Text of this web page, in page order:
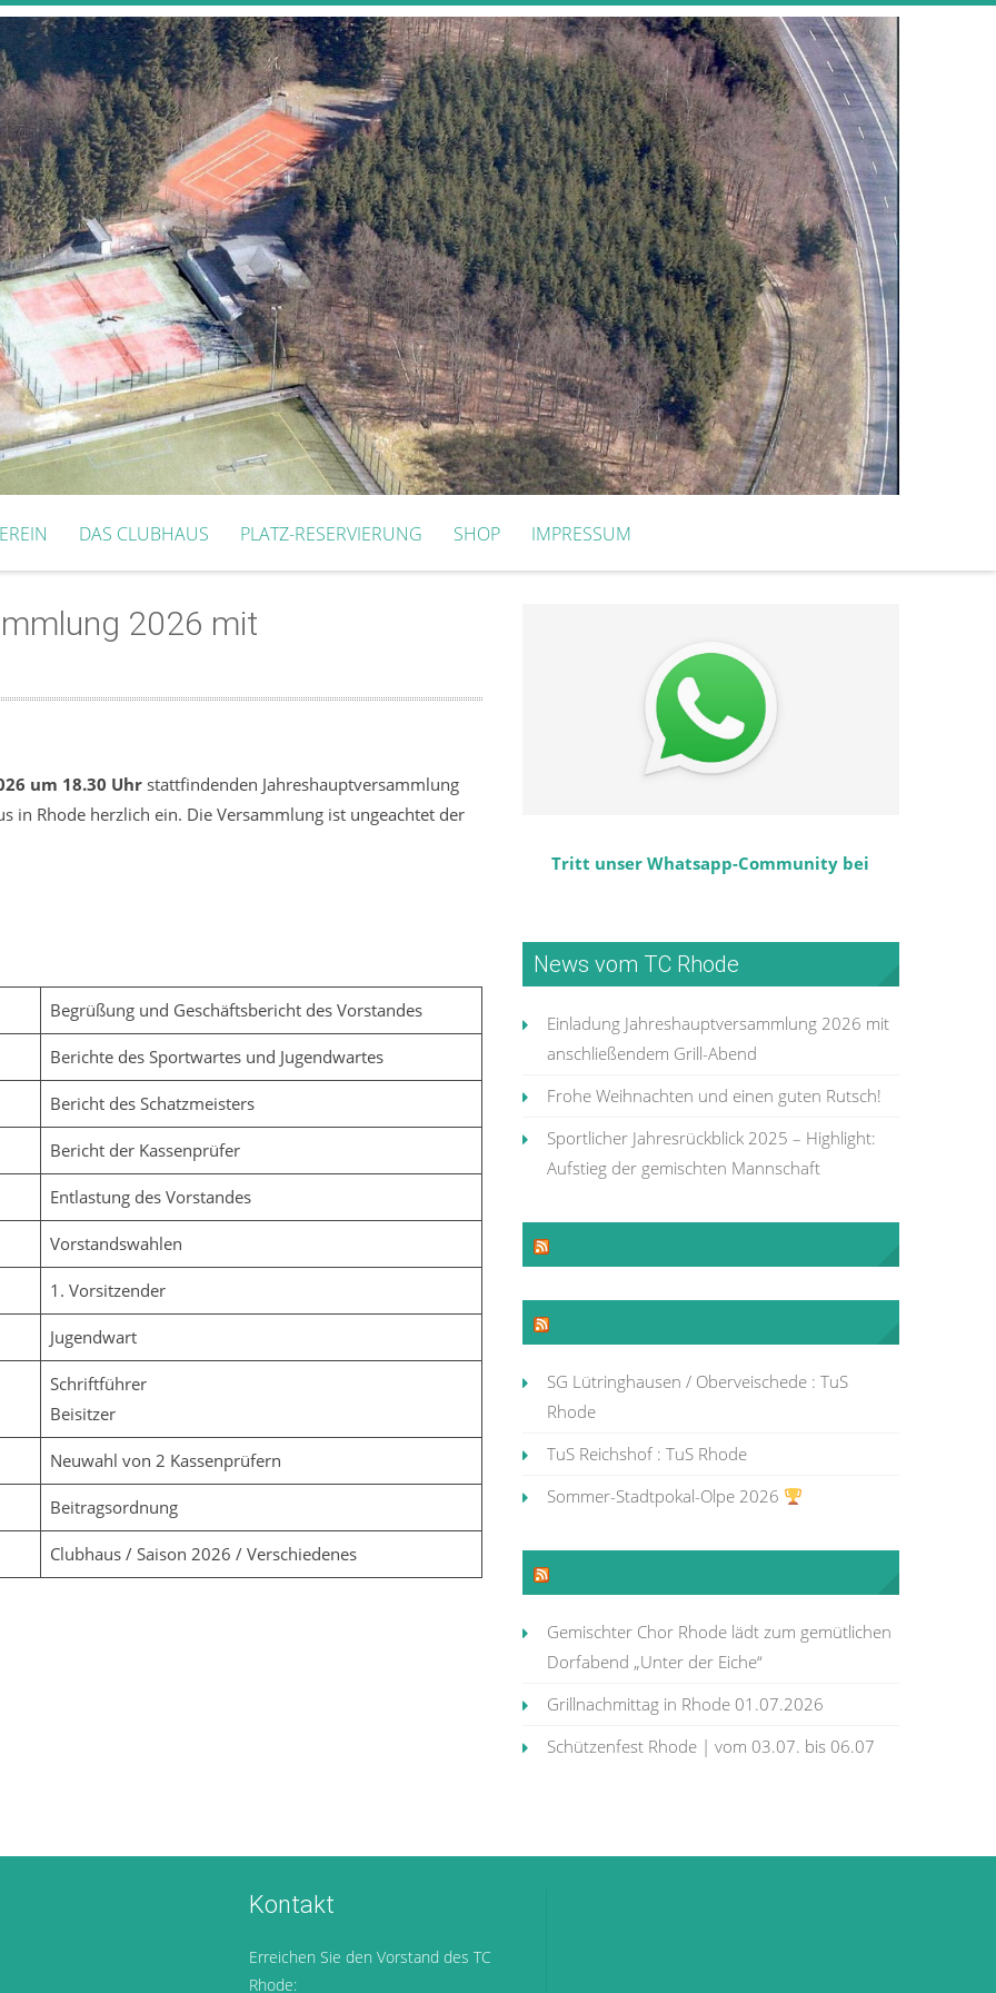
DAS CLUBHAUS PLATZ-RESERVIERUNG SHOP IMPRESSUM
2026 mit
um 18.30 Uhr stattfindenden Jahreshauptversammlung
in Rhode herzlich ein. Die Versammlung ist ungeachtet der
Begrüßung und Geschäftsbericht des Vorstandes
Berichte des Sportwartes und Jugendwartes
Bericht des Schatzmeisters
Bericht der Kassenprüfer
Entlastung des Vorstandes
Vorstandswahlen
1. Vorsitzender
Jugendwart
Schriftführer
Beisitzer
Neuwahl von 2 Kassenprüfern
Beitragsordnung
Clubhaus / Saison 2026 / Verschiedenes
Tritt unser Whatsapp-Community bei
News vom TC Rhode
Einladung Jahreshauptversammlung 2026 mit
anschließendem Grill-Abend
Frohe Weihnachten und einen guten Rutsch!
Sportlicher Jahresrückblick 2025 – Highlight:
Aufstieg der gemischten Mannschaft
SG Lütringhausen / Oberveischede : TuS
Rhode
TuS Reichshof : TuS Rhode
Sommer-Stadtpokal-Olpe 2026
Gemischter Chor Rhode lädt zum gemütlichen
Dorfabend „Unter der Eiche“
Grillnachmittag in Rhode 01.07.2026
Schützenfest Rhode | vom 03.07. bis 06.07
Kontakt
Erreichen Sie den Vorstand des TC
Rhode: